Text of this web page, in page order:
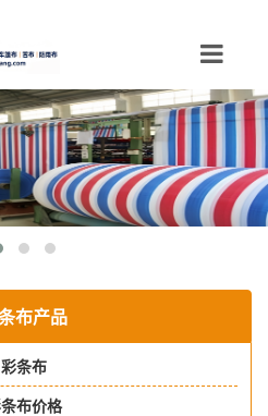
Toggle
布产品
彩条布
布价格